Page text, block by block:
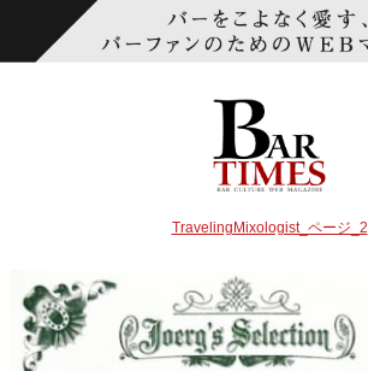
TravelingMixologist_ページ_2